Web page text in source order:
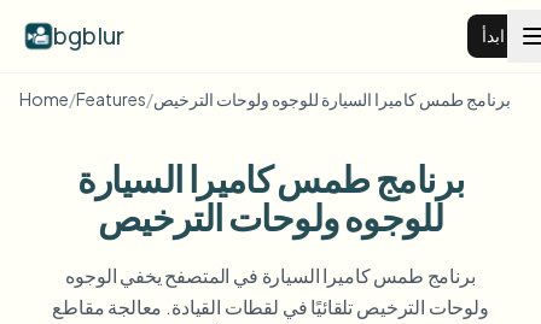
bgblur ابدأ
أمثلة
Home/Features/برنامج طمس كاميرا السيارة للوجوه ولوحات الترخيص
برنامج طمس كاميرا السيارة
للوجوه ولوحات الترخيص
برنامج طمس كاميرا السيارة في المتصفح يخفي الوجوه
ولوحات الترخيص تلقائيًا في لقطات القيادة. معالجة مقاطع